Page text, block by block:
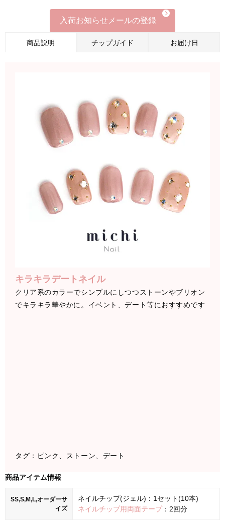
入荷お知らせメールの登録
商品説明 チップガイド お届け日
キラキラデートネイル
クリア系のカラーでシンプルにしつつストーンやブリオン
でキラキラ華やかに。イベント、デート等におすすめです
タグ：ピンク、ストーン、デート
商品アイテム情報
SS,S,M,L,オーダーサ
イズ
ネイルチップ(ジェル)：1セット(10本)
ネイルチップ用両面テープ：2回分